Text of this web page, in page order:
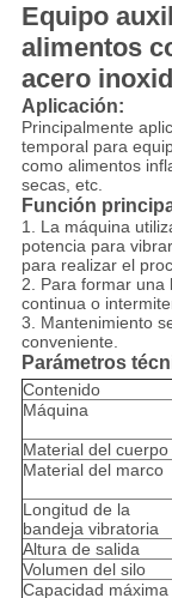
Equipo
alimentos
acero
Aplicación:
Principalmente
temporal para
como alimentos
secas, etc.
Función
1. La máquina
potencia para
para realizar el
2. Para formar una
continua o
3. Mantenimiento
conveniente.
Parámetros
Contenido
Máquina
Material del cuerpo
Material del marco
Longitud de la
bandeja vibratoria
Altura de salida
Volumen del silo
Capacidad máxima